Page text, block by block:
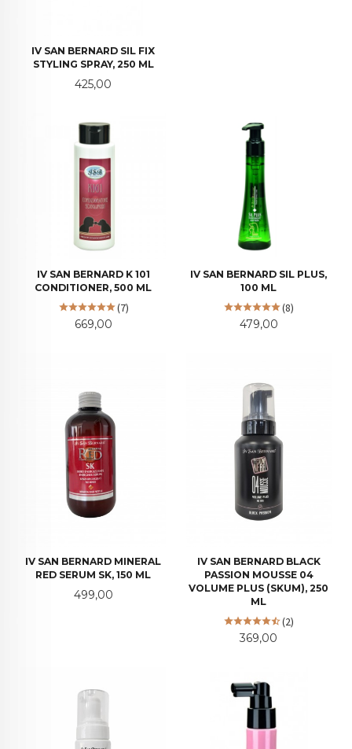
IV SAN BERNARD SIL FIX
STYLING SPRAY, 250 ML
Pris
425,00
IV SAN BERNARD K 101
CONDITIONER, 500 ML
(7)
Pris
669,00
IV SAN BERNARD SIL PLUS,
100 ML
(8)
Pris
479,00
IV SAN BERNARD MINERAL
RED SERUM SK, 150 ML
Pris
499,00
IV SAN BERNARD BLACK
PASSION MOUSSE 04
VOLUME PLUS (SKUM), 250
ML
(2)
Pris
369,00